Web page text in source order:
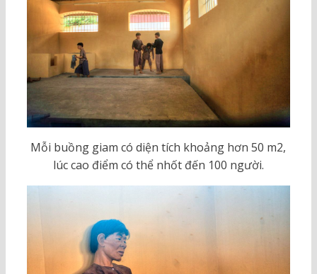
Mỗi buồng giam có diện tích khoảng hơn 50 m2,
lúc cao điểm có thể nhốt đến 100 người.